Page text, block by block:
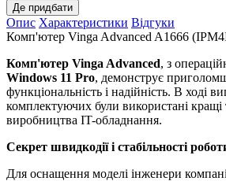
Де придбати
Опис Характеристики Відгуки
Комп'ютер Vinga Advanced A1666
Комп'ютер Vinga Advanced, з
Windows 11 Pro, демонструє
функціональність і надійність. В ході
комплектуючих були використані кращі
виробництва IT-обладнання.
Секрет швидкодії і стабільності
Для оснащення моделі інженери